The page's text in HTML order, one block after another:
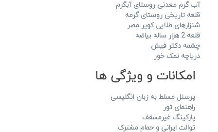
آب گرم معدنی روستای آبگرم
قلعه تاریخی روستای گرمه
شنزارهای طلایی کویر مصر
قلعه 2 هزار ساله بیاضه
چشمه دکتر فیش
دریاچه نمک خور
امکانات و ویژگی ها
پرسنل مسلط به زبان انگلیسی
راهنمای تور
پارکینگ غیرمسقف
توالت ایرانی و حمام مشترک